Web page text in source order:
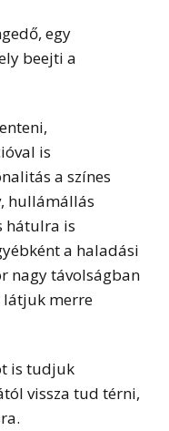
egy
beejti a
is
a színes
hullámállás
hátulra is
a haladási
nagy távolságban
látjuk merre
is tudjuk
vissza tud térni,